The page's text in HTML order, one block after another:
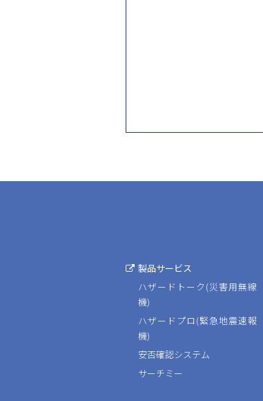
製品サービス
ハザードトーク(災害用無線
機)
ハザードプロ(緊急地震速報
機)
安否確認システム
サーチミー